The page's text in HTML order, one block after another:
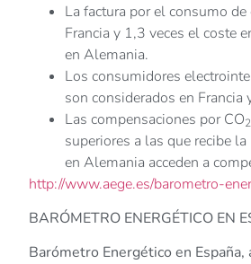
La factura por el consumo
Francia y 1,3 veces el coste
en Alemania.
Los consumidores
son considerados en
Las compensaciones por CO2
superiores a las que recibe
en Alemania acceden a
http://www.aege.es/barometro-
BARÓMETRO ENERGÉTICO EN
Barómetro Energético en